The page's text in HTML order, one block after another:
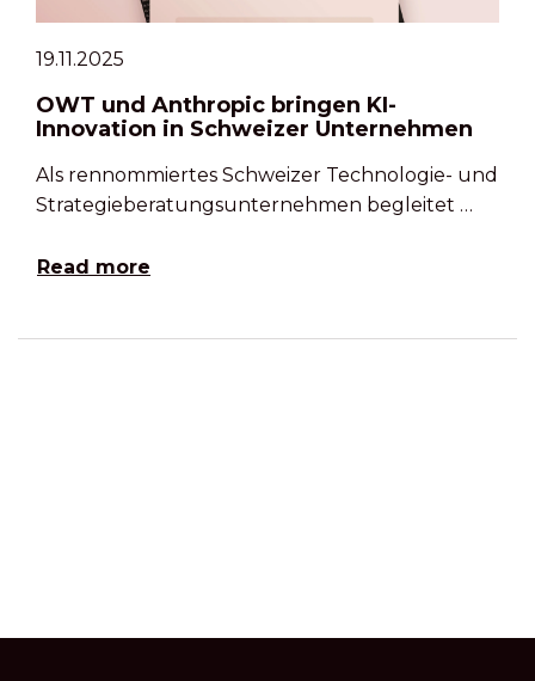
19.11.2025
OWT und Anthropic bringen KI-
Innovation in Schweizer Unternehmen
Als rennommiertes Schweizer Technologie- und
Strategieberatungsunternehmen begleitet …
Read more